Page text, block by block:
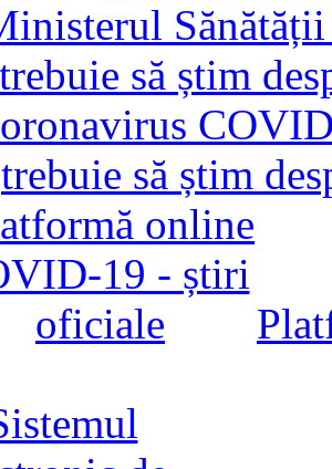
trebuie să știm